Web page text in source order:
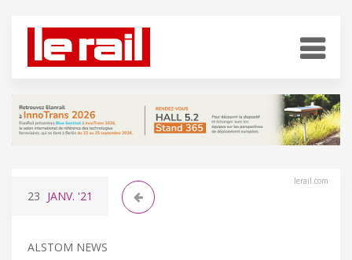
lerail.com
23 JANV. '21
ALSTOM NEWS